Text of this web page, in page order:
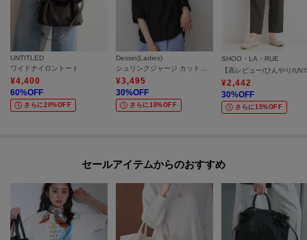
UNTITLED
ワイドナイロントート
¥4,400
60%OFF
さらに20%OFF
Dessin(Ladies)
¥3,495
30%OFF
さらに10%OFF
SHOO・LA・RUE
¥2,442
30%OFF
さらに15%OFF
セールアイテムからのおすすめ